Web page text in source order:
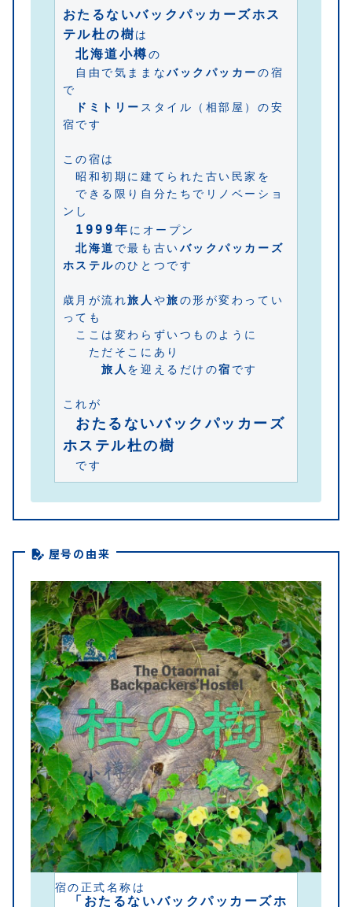
おたるないバックパッカーズホス
テル杜の樹は
北海道小樽の
自由で気ままなバックパッカーの宿
で
ドミトリー スタイル（相部屋）の安
宿です
この宿は
昭和初期に建てられた古い民家を
できる限り自分たちでリノベーショ
ンし
1999年 にオープン
北海道 で最も古いバックパッカーズ
ホステルのひとつです
歳月が流れ旅人 や旅の形が変わってい
っても
ここは変わらずいつものように
ただそこにあり
旅人 を迎えるだけの宿 です
これが
おたるないバックパッカーズ
ホステル杜の樹
です
屋号の由来
宿の正式名称は
「おたるないバックパッカーズホ